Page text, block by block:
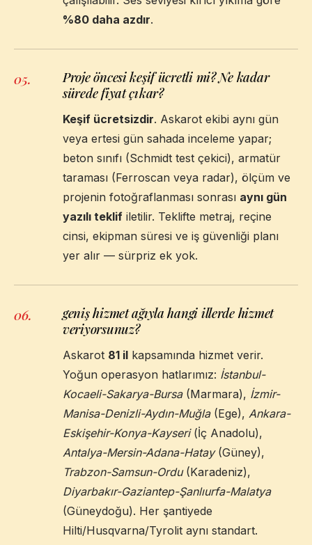
%80 daha azdır.
05.
Proje öncesi keşif ücretli mi? Ne kadar
sürede fiyat çıkar?
Keşif ücretsizdir. Askarot ekibi aynı gün
veya ertesi gün sahada inceleme yapar;
beton sınıfı (Schmidt test çekici), armatür
taraması (Ferroscan veya radar), ölçüm ve
projenin fotoğraflanması sonrası aynı gün
yazılı teklif iletilir. Teklifte metraj, reçine
cinsi, ekipman süresi ve iş güvenliği planı
yer alır — sürpriz ek yok.
06.
geniş hizmet ağıyla hangi illerde hizmet
veriyorsunuz?
Askarot 81 il kapsamında hizmet verir.
Yoğun operasyon hatlarımız: İstanbul-
Kocaeli-Sakarya-Bursa(Marmara), İzmir-
Manisa-Denizli-Aydın-Muğla(Ege), Ankara-
Eskişehir-Konya-Kayseri(İç Anadolu),
Antalya-Mersin-Adana-Hatay(Güney),
Trabzon-Samsun-Ordu(Karadeniz),
Diyarbakır-Gaziantep-Şanlıurfa-Malatya
(Güneydoğu). Her şantiyede
Hilti/Husqvarna/Tyrolit aynı standart.